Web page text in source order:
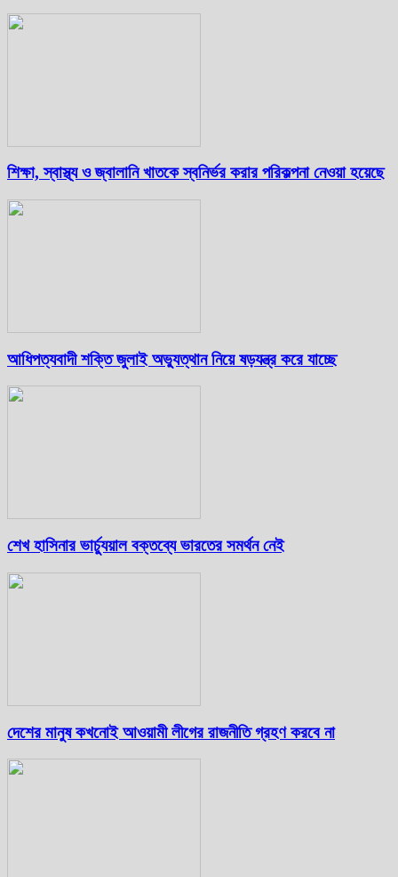
শিক্ষা, স্বাস্থ্য ও জ্বালানি খাতকে স্বনির্ভর করার পরিকল্পনা নেওয়া হয়েছে
আধিপত্যবাদী শক্তি জুলাই অভ্যুত্থান নিয়ে ষড়যন্ত্র করে যাচ্ছে
শেখ হাসিনার ভার্চ্যুয়াল বক্তব্যে ভারতের সমর্থন নেই
দেশের মানুষ কখনোই আওয়ামী লীগের রাজনীতি গ্রহণ করবে না